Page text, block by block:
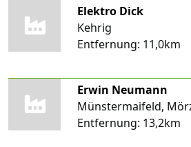
Elektro Dick
Kehrig
Entfernung: 11,0km
Erwin Neumann
Münstermaifeld,
Entfernung: 13,2km